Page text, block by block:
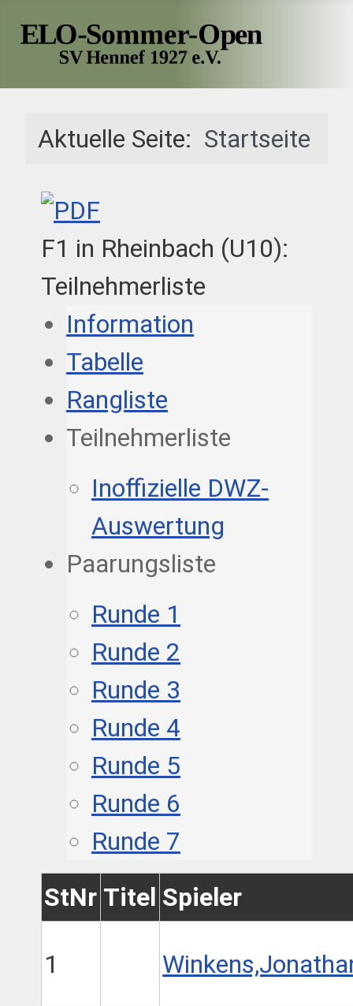
Aktuelle Seite: Startseite
F1 in Rheinbach (U10):
Teilnehmerliste
Information
Tabelle
Rangliste
Teilnehmerliste
Inoffizielle DWZ-
Auswertung
Paarungsliste
Runde 1
Runde 2
Runde 3
Runde 4
Runde 5
Runde 6
Runde 7
StNr Titel Spieler
1